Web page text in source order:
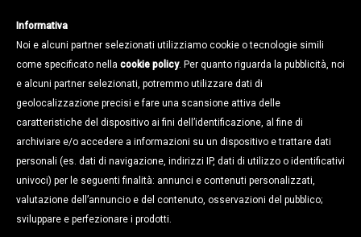
Cronaca Confapi /
ARZENI: «PRODUTTIVITÀ FERMA,
ENERGIA CARA, BUROCRAZIA
SOFFOCANTE: COSÌ L’EUROPA
RISCHIA DI RESTARE INDIETRO»
12.05.2026
Informativa
Noi e alcuni partner selezionati utilizziamo cookie o tecnologie simili
come specificato nella cookie policy. Per quanto riguarda la pubblicità, noi
e alcuni partner selezionati, potremmo utilizzare dati di
geolocalizzazione precisi e fare una scansione attiva delle
caratteristiche del dispositivo ai fini dell’identificazione, al fine di
archiviare e/o accedere a informazioni su un dispositivo e trattare dati
personali (es. dati di navigazione, indirizzi IP, dati di utilizzo o identificativi
univoci) per le seguenti finalità: annunci e contenuti personalizzati,
valutazione dell’annuncio e del contenuto, osservazioni del pubblico;
sviluppare e perfezionare i prodotti.